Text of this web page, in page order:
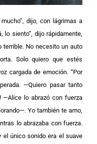
dijo, con lágrimas a
lo siento”, dijo rápidamente,
terrible. No necesito un auto
Solo quiero que estés
cargada de emoción. “Por
—Quiero pasar tanto
—Alice lo abrazó con fuerza
Yo también te amo,
lo abrazaba con fuerza.
el único sonido era el suave